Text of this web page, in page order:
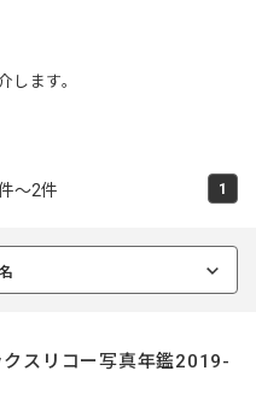
します。
～2件 1
クスリコー写真年鑑2019-